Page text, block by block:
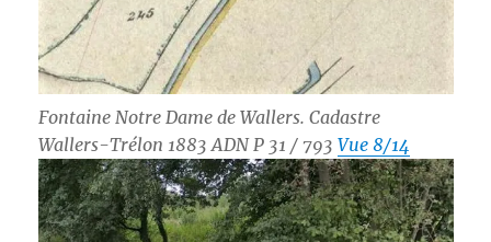
Fontaine Notre Dame de Wallers. Cadastre
Wallers-Trélon 1883 ADN P 31 / 793 Vue 8/14